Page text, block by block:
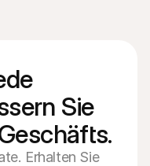
Sie
Erhalten Sie